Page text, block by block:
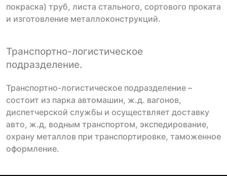
покраска) труб, листа стального, сортового проката
и изготовление металлоконструкций.
Транспортно-логистическое
подразделение.
Транспортно-логистическое подразделение –
состоит из парка автомашин, ж.д. вагонов,
диспетчерской службы и осуществляет доставку
авто, ж.д, водным транспортом, экспедирование,
охрану металлов при транспортировке, таможенное
оформление.